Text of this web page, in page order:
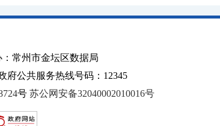
常州市金坛区数据局
府公共服务热线号码：12345
号 苏公网安备32040002010016号